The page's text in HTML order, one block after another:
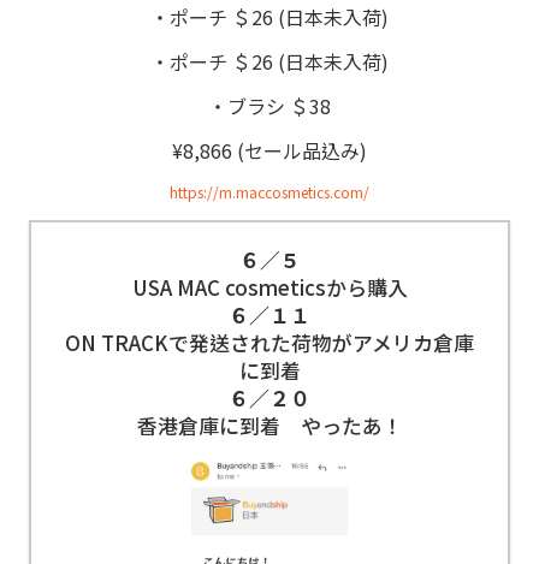
・ポーチ ＄26 (日本未入荷)
・ポーチ ＄26 (日本未入荷)
・ブラシ ＄38
¥8,866 (セール品込み)
https://m.maccosmetics.com/
６／５
USA MAC cosmeticsから購入
６／１１
ON TRACKで発送された荷物がアメリカ倉庫
に到着
６／２０
香港倉庫に到着 やったあ！